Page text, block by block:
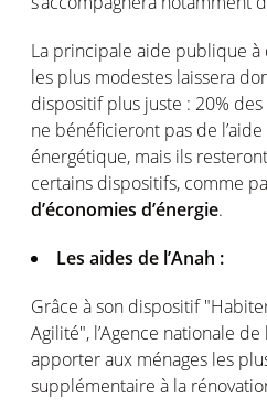
La principale aide publique à
les plus modestes laissera
dispositif plus juste : 20%
ne bénéficieront pas de
énergétique, mais ils
certains dispositifs, comme
d’économies d’énergie.
Les aides de l’Anah :
Grâce à son dispositif
Agilité", l’Agence nationale de
apporter aux ménages les
supplémentaire à la